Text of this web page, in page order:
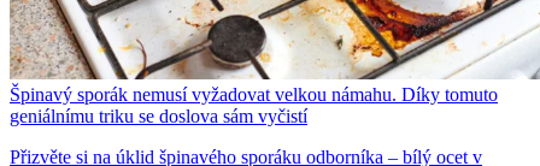
Špinavý sporák nemusí vyžadovat velkou námahu. Díky tomuto
geniálnímu triku se doslova sám vyčistí
Přizvěte si na úklid špinavého sporáku odborníka – bílý ocet v